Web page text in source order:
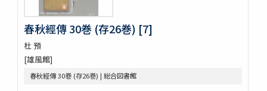
節用集 2巻
字鏡集 20巻
愚管鈔 7巻
尚書 13巻
懐風藻
春秋經傳 30巻 (存26巻) [7]
杜 預
[雄風館]
春秋經傳 30巻 (存26巻) | 総合図書館